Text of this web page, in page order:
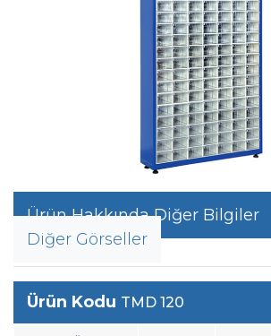
Ürün Hakkında Diğer Bilgiler
Diğer Görseller
Ürün Kodu TMD 120